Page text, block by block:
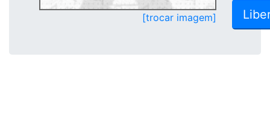
[trocar imagem]